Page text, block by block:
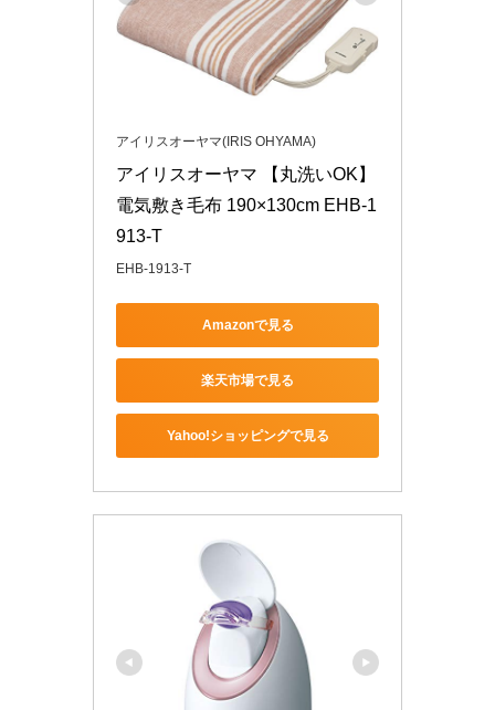
アイリスオーヤマ(IRIS OHYAMA)
アイリスオーヤマ 【丸洗いOK】
電気敷き毛布 190×130cm EHB-1
913-T
EHB-1913-T
Amazonで見る
楽天市場で見る
Yahoo!ショッピングで見る